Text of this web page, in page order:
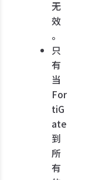
无
效
。
只
有
当
For
tiG
ate
到
所
有